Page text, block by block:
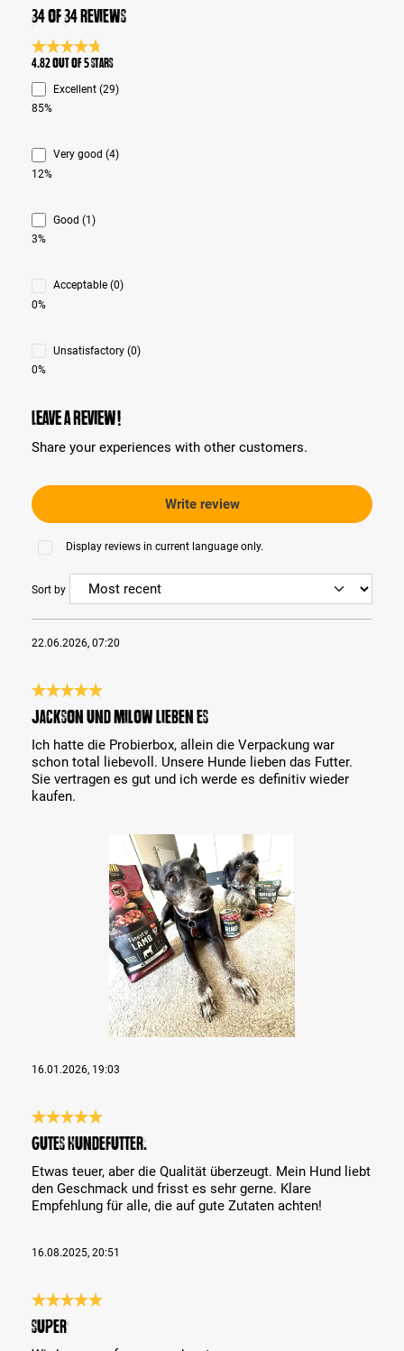
34 of 34 reviews
Average rating 4.8 of 5 Stars
4.82 out of 5 stars
Excellent (29)
85%
Very good (4)
12%
Good (1)
3%
Acceptable (0)
0%
Unsatisfactory (0)
0%
Leave a review!
Share your experiences with other customers.
Write review
Display reviews in current language only.
Sort by
22.06.2026, 07:20
Review with rating of 5 out of 5 stars
Jackson und Milow lieben es
Ich hatte die Probierbox, allein die Verpackung war
schon total liebevoll. Unsere Hunde lieben das Futter.
Sie vertragen es gut und ich werde es definitiv wieder
kaufen.
Skip image gallery
16.01.2026, 19:03
Review with rating of 5 out of 5 stars
Gutes Hundefutter.
Etwas teuer, aber die Qualität überzeugt. Mein Hund liebt
den Geschmack und frisst es sehr gerne. Klare
Empfehlung für alle, die auf gute Zutaten achten!
16.08.2025, 20:51
Review with rating of 5 out of 5 stars
Super